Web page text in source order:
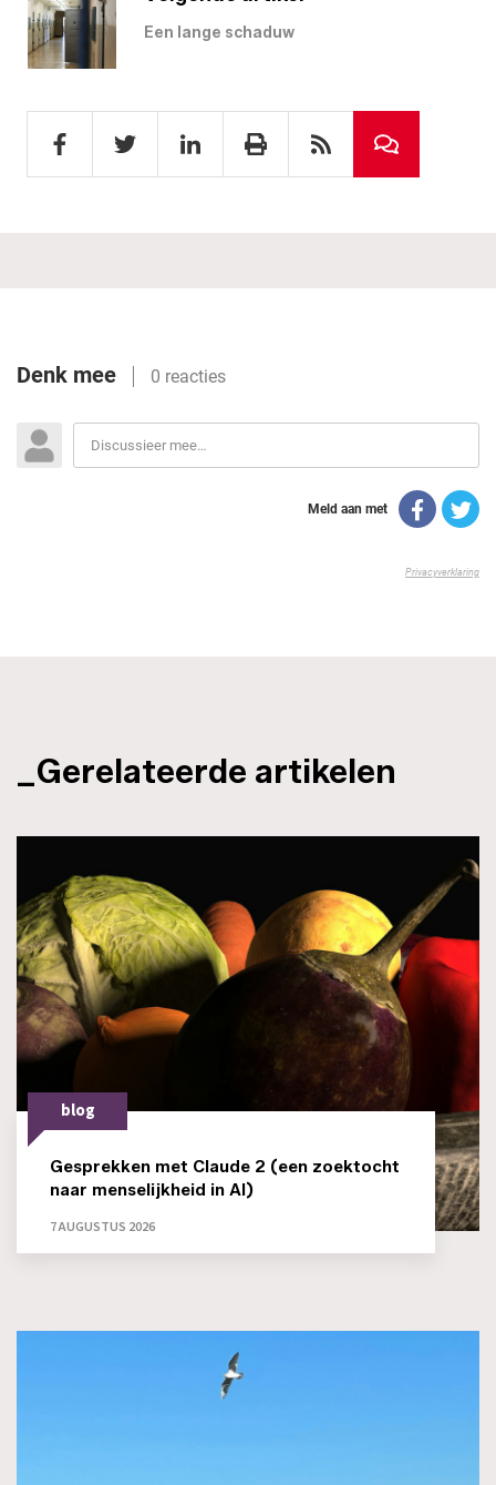
Een lange schaduw
_Gerelateerde artikelen
blog
Gesprekken met Claude 2 (een zoektocht
naar menselijkheid in AI)
7 AUGUSTUS 2026